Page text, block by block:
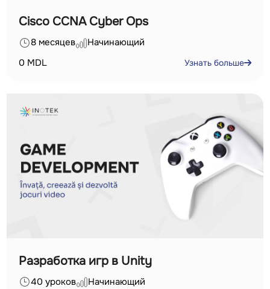
Cisco CCNA Cyber Ops
8 месяцев
Начинающий
0 MDL Узнать больше
Разработка игр в Unity
40 уроков
Начинающий